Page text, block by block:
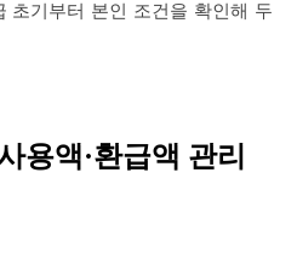
초기부터 본인 조건을 확인해 두
용액·환급액 관리